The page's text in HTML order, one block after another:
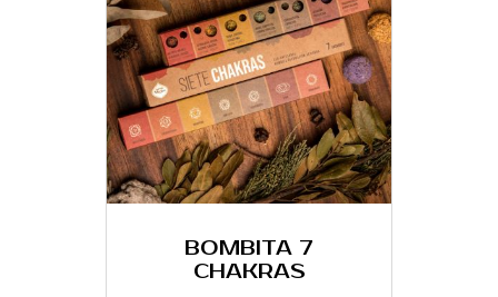
BOMBITA 7
CHAKRAS